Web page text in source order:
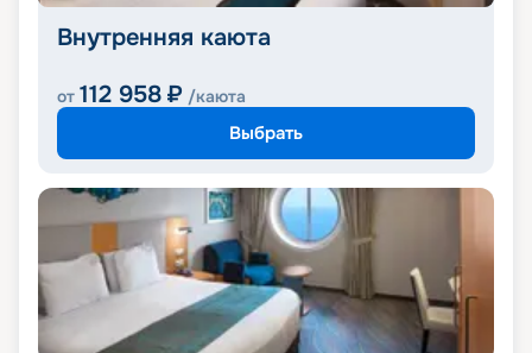
Внутренняя каюта
от 112 958 ₽ /каюта
Выбрать